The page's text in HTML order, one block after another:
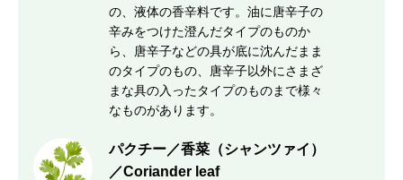
の、液体の香辛料です。油に唐辛子の
辛みをつけた澄んだタイプのものか
ら、唐辛子などの具が底に沈んだまま
のタイプのもの、唐辛子以外にさまざ
まな具の入ったタイプのものまで様々
なものがあります。
パクチー／香菜（シャンツァイ）
／Coriander leaf